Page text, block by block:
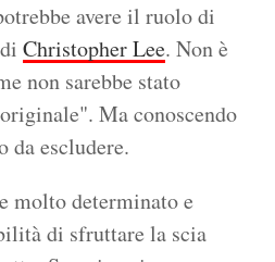
avere il ruolo di
Christopher Lee. Non è
non sarebbe stato
Ma conoscendo
da escludere.
molto determinato e
di sfruttare la scia